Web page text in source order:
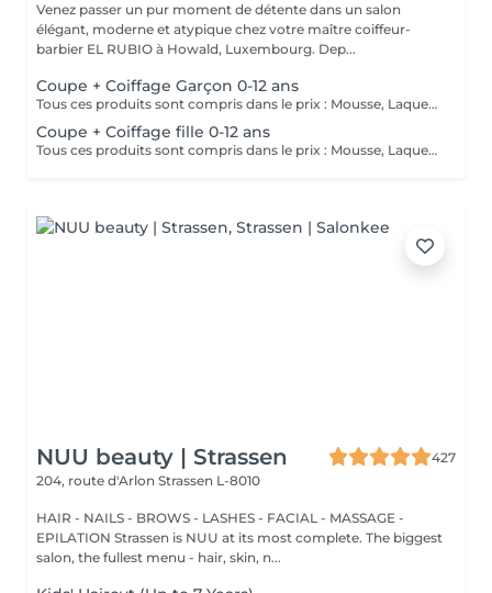
Venez passer un pur moment de détente dans un salon
élégant, moderne et atypique chez votre maître coiffeur-
barbier EL RUBIO à Howald, Luxembourg. Dep...
Coupe + Coiffage Garçon 0-12 ans
Tous ces produits sont compris dans le prix : Mousse, Laque, Gel, Soin démêlant, Shampoing spécifique. Tous les produits que nous utilisons sont des produits de qualité professionnelle.
Coupe + Coiffage fille 0-12 ans
Tous ces produits sont compris dans le prix : Mousse, Laque, Gel, Soin démêlant, Shampoing spécifique. Tous les produits que nous utilisons sont des produits de qualité professionnelle.
NUU beauty | Strassen
427
204, route d'Arlon Strassen L-8010
HAIR - NAILS - BROWS - LASHES - FACIAL - MASSAGE -
EPILATION Strassen is NUU at its most complete. The biggest
salon, the fullest menu - hair, skin, n...